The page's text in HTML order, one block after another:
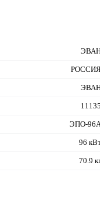
ЭПО-
96
70.9